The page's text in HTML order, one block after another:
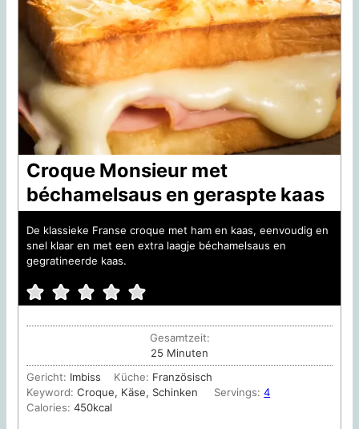
Croque Monsieur met
béchamelsaus en geraspte kaas
De klassieke Franse croque met ham en kaas, eenvoudig en
snel klaar en met een extra laagje béchamelsaus en
gegratineerde kaas.
Gesamtzeit:
25 Minuten
Minuten
Gericht: Imbiss Küche: Französisch
Keyword:Croque, Käse, Schinken Servings:4
Calories:450kcal